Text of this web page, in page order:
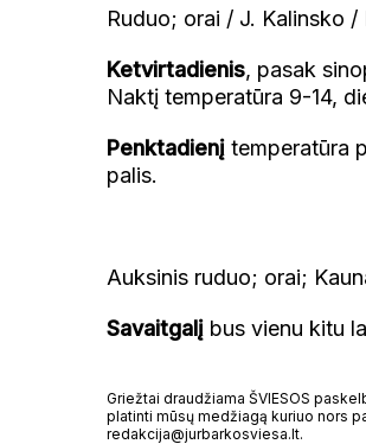
Ruduo; orai / J. Kalinsko /
Ketvirtadienis, pasak
Naktį temperatūra 9-14,
Penktadienįtemperatūra
palis.
Auksinis ruduo; orai;
Savaitgalįbus vienu kitu
Griežtai draudžiama ŠVIESOS
platinti mūsų medžiagą kuriuo nors
redakcija@jurbarkosviesa.lt.